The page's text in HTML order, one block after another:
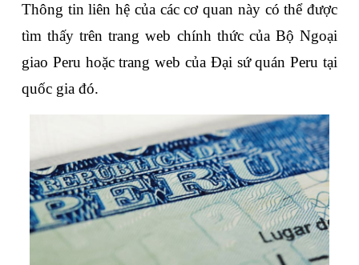
Thông tin liên hệ của các cơ quan này có thể được
tìm thấy trên trang web chính thức của Bộ Ngoại
giao Peru hoặc trang web của Đại sứ quán Peru tại
quốc gia đó.